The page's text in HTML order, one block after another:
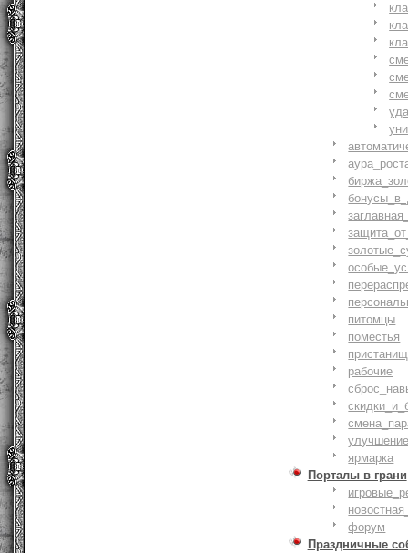
питомцы
поместья
рабочие
ярмарка
Порталы в грани
форум
Праздничные